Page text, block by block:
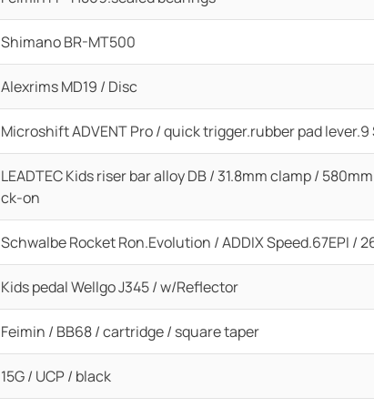
Shimano BR-MT500
Alexrims MD19 / Disc
Microshift ADVENT Pro / quick trigger.rubber pad lever.9
LEADTEC Kids riser bar alloy DB / 31.8mm clamp /
ck-on
Schwalbe Rocket Ron.Evolution / ADDIX Speed.67EPI /
Kids pedal Wellgo J345 / w/Reflector
Feimin / BB68 / cartridge / square taper
15G / UCP / black